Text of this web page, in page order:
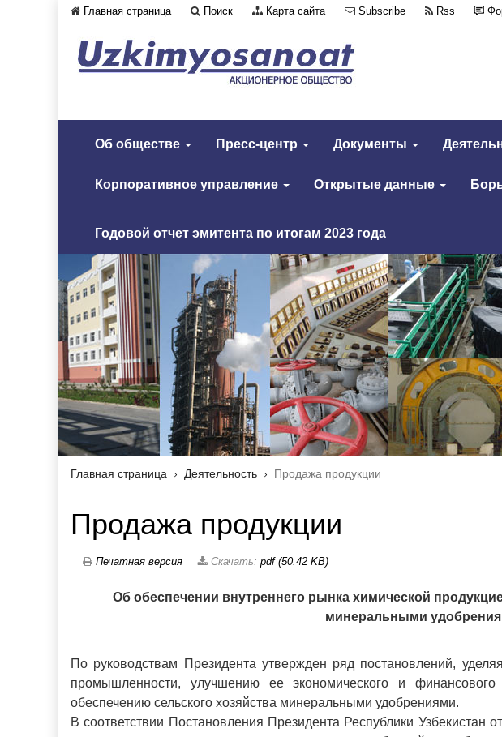
Главная страница Поиск Карта сайта Subscribe Rss
Об обществе Пресс-центр Документы
Корпоративное управление Открытые данные
Годовой отчет эмитента по итогам 2023 года
Главная страница Деятельность Продажа продукции
Продажа продукции
Печатная версия Скачать: pdf (50.42 KB)
Об обеспечении внутреннего рынка химической
минеральными
По руководствам Президента утвержден ряд постановлений,
промышленности, улучшению ее экономического и
обеспечению сельского хозяйства минеральными удобрениями.
В соответствии Постановления Президента Республики